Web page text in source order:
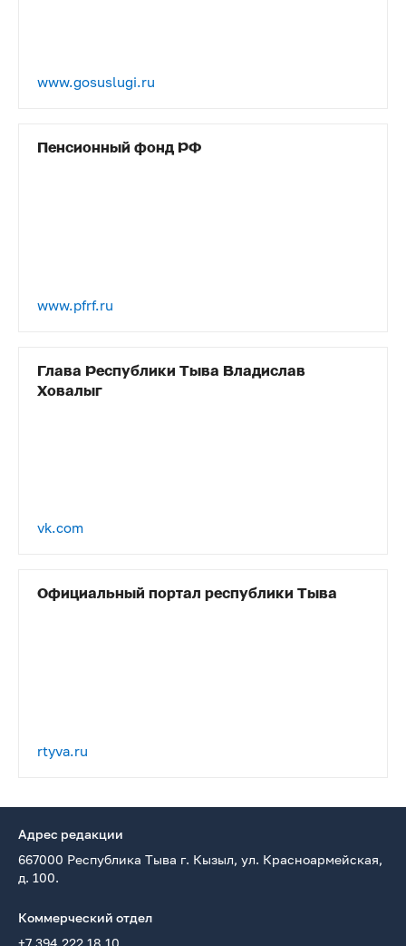
www.gosuslugi.ru
Пенсионный фонд РФ
www.pfrf.ru
Глава Республики Тыва Владислав
Ховалыг
vk.com
Официальный портал республики Тыва
rtyva.ru
Адрес редакции
667000 Республика Тыва г. Кызыл, ул. Красноармейская,
д. 100.
Коммерческий отдел
+7 394 222 18 10